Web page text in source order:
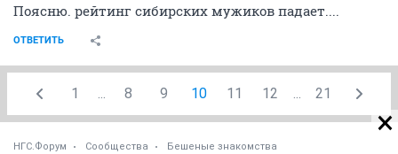
Поясню. рейтинг сибирских мужиков падает....
ОТВЕТИТЬ
1 8 9 10 11 12 21
НГС.Форум Сообщества Бешеные знакомства